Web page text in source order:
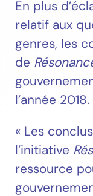
En plus
relatif aux
genres, les
de
l’année 2018.
« Les
l’initiative
ressource